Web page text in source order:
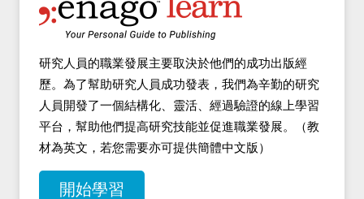
研究人員的職業發展主要取決於他們的成功出版經
歷。為了幫助研究人員成功發表，我們為辛勤的研究
人員開發了一個結構化、靈活、經過驗證的線上學習
平台，幫助他們提高研究技能並促進職業發展。（教
材為英文，若您需要亦可提供簡體中文版）
開始學習